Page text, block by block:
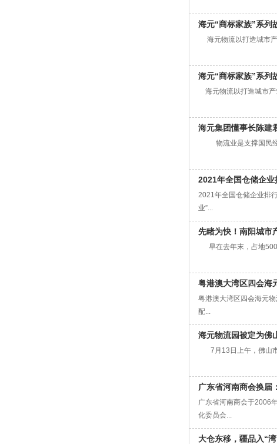
海元“商标家族”系列
海元物流以打造城市产
海元“商标家族”系列
海元物流以打造城市产
海元集团懂事长陈建
物流业是支撑国民经
2021年全国仓储企
2021年全国仓储企业排
业”...
先睹为快！南阳城市
早在去年末，占地
粤港澳大湾区四会海
粤港澳大湾区四会海元
配...
海元物流园被定为佛
7月13日上午，佛山市
广东省河南商会换届
广东省河南商会于2006
化委员会...
大仓东移，疆品入“